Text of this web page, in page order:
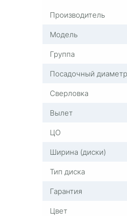
Производитель
Модель
Группа
Посадочный диаметр
Сверловка
Вылет
ЦО
Ширина (диски)
Тип диска
Гарантия
Цвет